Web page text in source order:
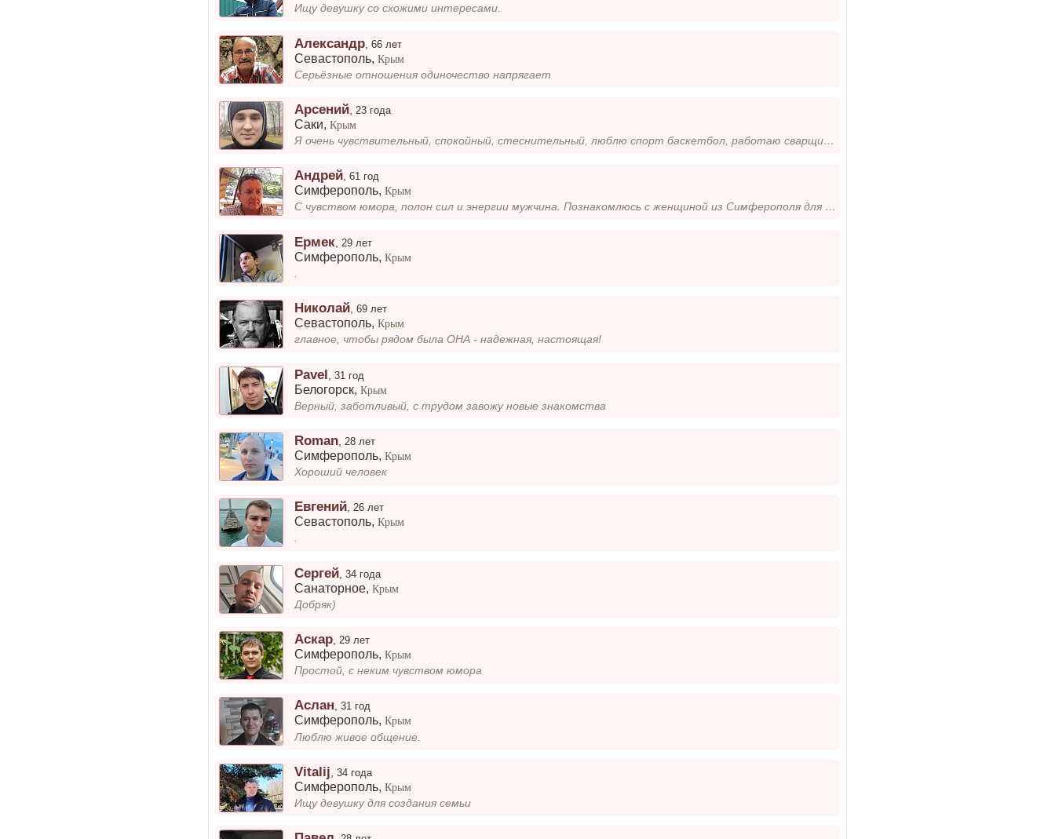
Ищу девушку со схожими интересами.
Александр ,66 лет
Севастополь,Крым
Серьёзные отношения одиночество напрягает
Арсений 23 года
Саки,Крым
Я очень чувствительный, спокойный, стеснительный, люблю спорт баскетбол, работаю сварщиком. Живу с родителями. Хочу найт...
Андрей,61 год
Симферополь,Крым
С чувством юмора, полон сил и энергии мужчина. Познакомлюсь с женщиной из Симферополя для длительных отношений и создани...
Ермек 29 лет
Симферополь,Крым
Николай ,69 лет
Севастополь,Крым
главное, чтобы рядом была ОНА - надежная, настоящая!
Pavel ,31 год
Белогорск,Крым
Верный, заботливый, с трудом завожу новые знакомства
Roman 28 лет
Симферополь,Крым
Хороший человек
Евгений,26 лет
Севастополь,Крым
.
Cергей ,34 года
Санаторное,Крым
Добряк)
Аскар 29 лет
Симферополь,Крым
Простой, с неким чувством юмора
Аслан,31 год
Симферополь,Крым
Люблю живое общение.
Vitalij ,34 года
Симферополь,Крым
Ищу девушку для создания семьи